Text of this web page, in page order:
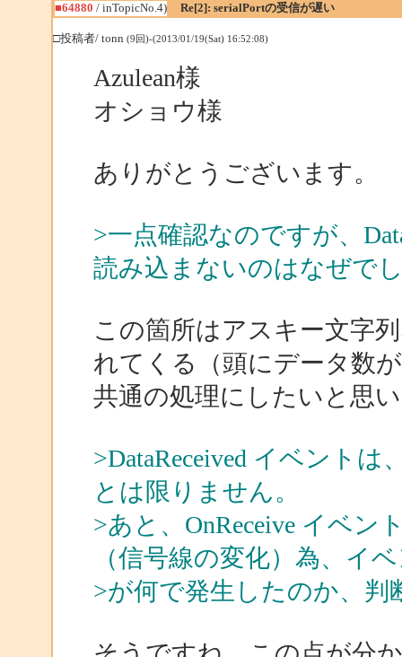
■64880 / inTopicNo.4) Re[2]: serialPortの受信が遅い
□投稿者/ tonn (9回)-(2013/01/19(Sat) 16:52:08)
Azulean様
オショウ様
ありがとうございます。
>一点確認なのですが、
読み込まないのはなぜで
この箇所はアスキー文字
れてくる（頭にデータ数
共通の処理にしたいと思
>DataReceived イベント
とは限りません。
>あと、OnReceive イベン
（信号線の変化）為、イ
>が何で発生したのか、